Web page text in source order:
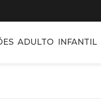
ADULTO INFANTIL